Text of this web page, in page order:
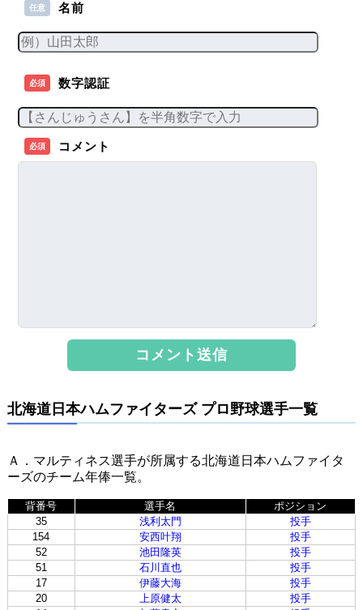
任意 名前
必須 数字認証
必須 コメント
北海道日本ハムファイターズ プロ野球選手一覧
Ａ．マルティネス選手が所属する北海道日本ハムファイタ
ーズのチーム年俸一覧。
背番号 選手名
ポジション
35
浅利太門
投手
154
安西叶翔
投手
52
池田隆英
投手
51
石川直也
投手
17
伊藤大海
投手
20
上原健太
投手